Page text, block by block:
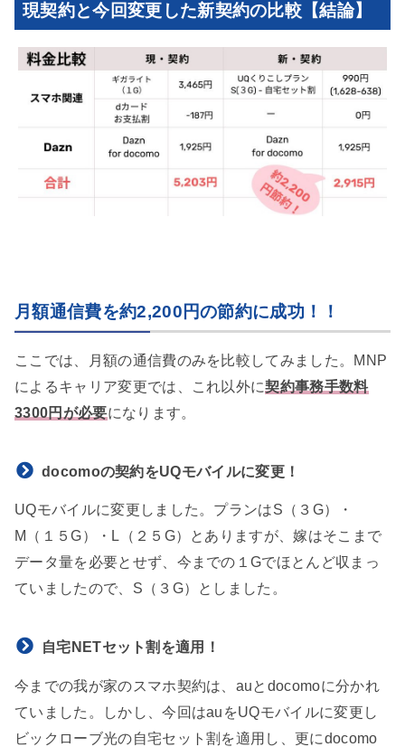
現契約と今回変更した新契約の比較【結論】
月額通信費を約2,200円の節約に成功！！
ここでは、月額の通信費のみを比較してみました。MNP
によるキャリア変更では、これ以外に契約事務手数料
3300円が必要になります。
docomoの契約をUQモバイルに変更！
UQモバイルに変更しました。プランはS（３G）・
M（１５G）・L（２５G）とありますが、嫁はそこまで
データ量を必要とせず、今までの１Gでほとんど収まっ
ていましたので、S（３G）としました。
自宅NETセット割を適用！
今までの我が家のスマホ契約は、auとdocomoに分かれ
ていました。しかし、今回はauをUQモバイルに変更し
ビックローブ光の自宅セット割を適用し、更にdocomo